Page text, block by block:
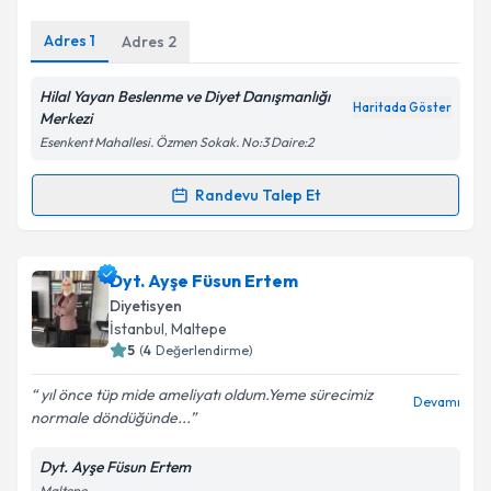
Aydınlatma
Metni'ni okudum ve kişisel verilerimin belirtilen
Adres 1 Adres 2
Hilal Yayan Beslenme ve Diyet Danışmanlığı
Merkezi
Haritada Göster
Esenkent Mahallesi. Özmen Sokak. No:3 Daire:2
Randevu Talep Et
Randevu Takvimi Talebi
Dyt. Hilal Yayan için randevu takvimi talebi oluşturun.
Size bu uzmandan randevu almanız için bir takvim
hazırlandığında e-posta ile bilgilendireceğiz.
Kişisel verilerimin işlenmesine ilişkin
Dyt. Ayşe Füsun Ertem
Diyetisyen
İstanbul, Maltepe
5 (4 Değerlendirme)
yıl önce tüp mide ameliyatı oldum.Yeme sürecimiz
normale döndüğünde...
Devamı
Dyt. Ayşe Füsun Ertem